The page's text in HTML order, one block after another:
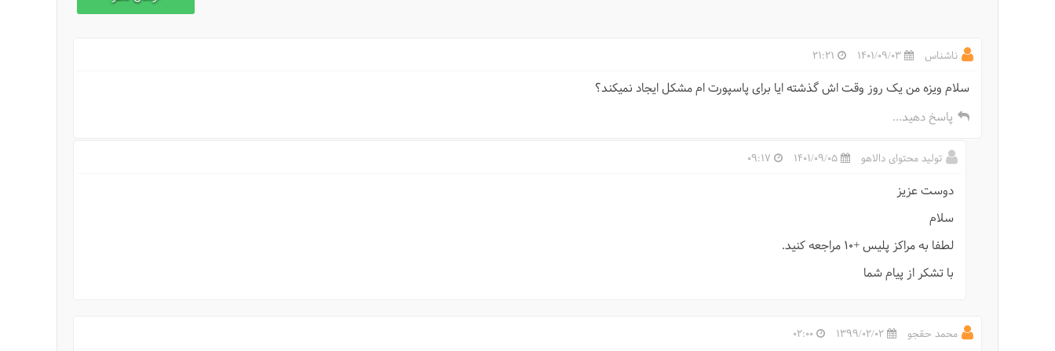
ناشناس 1401/09/03
21:21
سلام ویزه من یک روز وقت اش گذشته ایا برای پاسپورت ام مشکل ایجاد نمیکند؟
پاسخ دهید...
تولید محتوای دالاهو 1401/09/05
09:17
دوست عزیز
سلام
لطفا به مراکز پلیس +10 مراجعه کنید.
با تشکر از پیام شما
محمد حقجو 1399/02/02
02:00